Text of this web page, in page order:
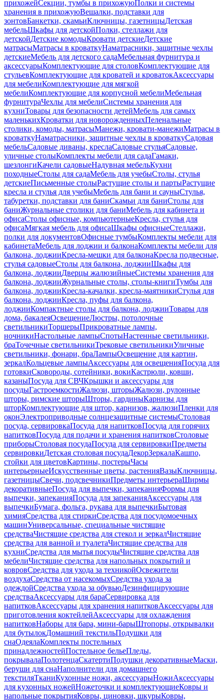
прихожейСекции, тумбы в прихожуюПолки и системы
хранения в прихожуюВешалки, подставки для
зонтовБанкетки, скамьиКлючницы, газетницыДетская
мебельШкафы для детскойПолки, стеллажи для
детскойДетские комодыКровати детскиеДетские
матрасыМатрасы в кроваткуНаматрасники, защитные чехлы
детскиеМебель для детского садаМебельная фурнитура и
аксессуарыКомплектующие для столовКомплектующие для
стульевКомплектующие для кроватей и кроватокАксессуары
для мебелиКомплектующие для мягкой
мебелиКомплектующие для корпусной мебелиМебельная
фурнитураЧехлы для мебелиСистемы хранения для
кухниТовары для безопасности детейМебель для самых
маленькихКроватки для новорожденныхПеленальные
столики, комоды, матрасыМанежи, кровати-манежиМатрасы в
кроваткуНаматрасники, защитные чехлы в кроваткуСадовая
мебельСадовые диваны, креслаСадовые стульяСадовые,
уличные столыКомплекты мебели для садаГамаки,
шезлонгиКачели садовыеНадувная мебельКухни
походныеСтолы для садаМебель для учебыСтолы, стулья
детскиеПисьменные столыРастущие столы и партыРастущие
кресла и стулья для учебыМебель для бани и сауныСтулья,
табуретки, подставки для баниСкамьи для баниСтолы для
баниЖурнальные столики для баниМебель для кабинета и
офисаСтолы офисные, компьютерныеКресла, стулья для
офисаМягкая мебель для офисаШкафы офисныеСтеллажи,
полки для документовОфисные тумбыКомплекты мебели для
кабинетаМебель для лоджии и балконаКомплекты мебели для
балкона, лоджииКресла-мешки для балконаКресла подвесные,
стулья садовыеСтолы для балкона, лоджииШкафы для
балкона, лоджииДверцы жалюзийныеСистемы хранения для
балкона, лоджииЖурнальные столы, столы-книгиТумбы для
балкона, лоджииКресла-качалки, кресла-маятникиСтулья для
балкона, лоджииКресла, пуфы для балкона,
лоджииКомпактные столы для балкона, лоджииТовары для
дома, бакалеяОсвещениеЛюстры, потолочные
светильникиТоршерыПрикроватные лампы,
ночникиНастольные лампыСпотыНастенные светильники,
браТочечные светильникиТрековые светильникиУличные
светильники, фонари, браЛампыОсвещение для картин,
зеркалКольцевые лампыАксессуары для освещенияПосуда для
готовкиСковороды, сотейники, вокиКастрюли, ковши,
казаныПосуда для СВЧКрышки и аксессуары для
посудыГастроемкостиЖалюзи, шторыЖалюзи, рулонные
шторы, римские шторыШторы, гардиныКарнизы для
шторКомплектующие для штор, карнизов, жалюзиПленки для
оконЭлектроприводные солнцезащитные системыСтоловая
посуда, сервировкаПосуда для напитковПосуда для горячих
напитковПосуда для подачи и хранения напитковСтоловые
приборыСтоловая посудаПосуда для сервировкиПредметы
сервировкиДетская столовая посудаДекорЗеркалаКашпо,
стойки для цветовКартины, постерыЧасы
интерьерныеИскусственные цветы, растенияВазыКлючницы,
газетницыСвечи, подсвечникиПредметы интерьераШирмы
декоративныеПосуда для выпечки, запеканияФормы для
выпечки, запеканияПосуда для запеканияАксессуары для
выпечкиБумага, фольга, рукава для выпечкиБытовая
химияСредства для стиркиСредства для посудомоечных
машинУниверсальные, специальные чистящие
средстваЧистящие средства для стекол и зеркалЧистящие
средства для ванной и туалетаЧистящие средства для
кухниСредства для мытья посудыЧистящие средства для
мебелиЧистящие средства для напольных покрытий и
ковровСредства для ухода за техникойОсвежители
воздухаСредства от насекомыхСредства ухода за
одеждойСредства ухода за обувьюДезинфицирующие
средстваАксессуары для бараСервировка для
напитковАксессуары для хранения напитковАксессуары для
приготовления коктейлейАксессуары для охлаждения
напитковНаборы для бара, мини-барыШтопоры, открывалки
для бутылокДомашний текстильПодушки для
снаОдеялаКомплекты постельных
принадлежностейПостельное бельеПледы,
покрывалаПолотенцаСкатертиПодушки декоративныеМаски,
беруши для снаНаполнители для домашнего
текстиляТканиКухонные ножи, аксессуарыНожиАксессуары
для кухонных ножейНожеточки и комплектующиеКовры и
напольные покрытияКовры, циновки, шкурыКовры,